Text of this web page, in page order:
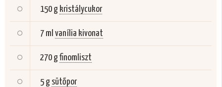
150 g kristálycukor
7 ml vanília kivonat
270 gfinomliszt
5 g sütőpor